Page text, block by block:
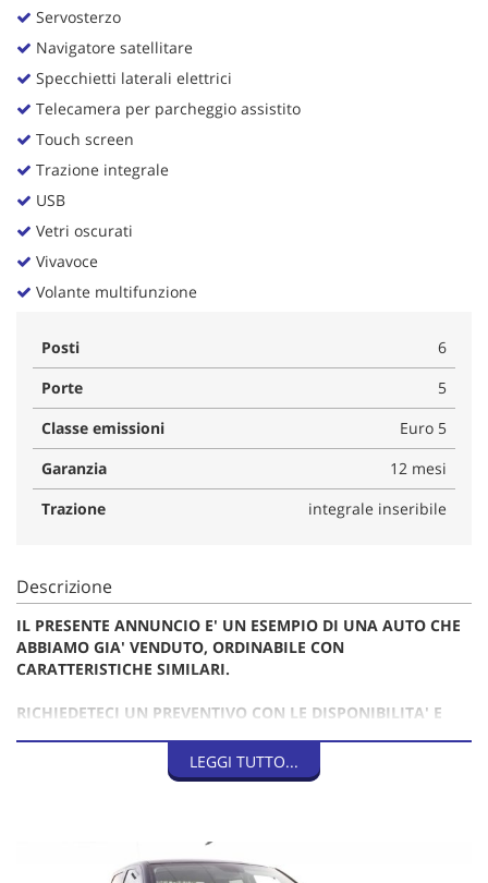
Servosterzo
Navigatore satellitare
Specchietti laterali elettrici
Telecamera per parcheggio assistito
Touch screen
Trazione integrale
USB
Vetri oscurati
Vivavoce
Volante multifunzione
Posti
6
Porte
5
Classe emissioni
Euro 5
Garanzia
12 mesi
Trazione
integrale inseribile
Descrizione
IL PRESENTE ANNUNCIO E' UN ESEMPIO DI UNA AUTO CHE
ABBIAMO GIA' VENDUTO, ORDINABILE CON
CARATTERISTICHE SIMILARI.
RICHIEDETECI UN PREVENTIVO CON LE DISPONIBILITA' E
AUTO PROVENIENZA USA (Ohio)
LEGGI TUTTO...